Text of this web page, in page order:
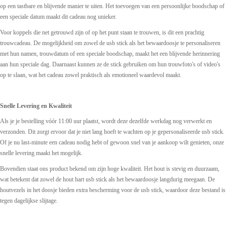
op een tastbare en blijvende manier te uiten. Het toevoegen van een persoonlijke boodschap of
een speciale datum maakt dit cadeau nog unieker.
Voor koppels die net getrouwd zijn of op het punt staan te trouwen, is dit een prachtig
trouwcadeau. De mogelijkheid om zowel de usb stick als het bewaardoosje te personaliseren
met hun namen, trouwdatum of een speciale boodschap, maakt het een blijvende herinnering
aan hun speciale dag. Daarnaast kunnen ze de stick gebruiken om hun trouwfoto's of video's
op te slaan, wat het cadeau zowel praktisch als emotioneel waardevol maakt.
Snelle Levering en Kwaliteit
Als je je bestelling vóór 11:00 uur plaatst, wordt deze dezelfde werkdag nog verwerkt en
verzonden. Dit zorgt ervoor dat je niet lang hoeft te wachten op je gepersonaliseerde usb stick.
Of je nu last-minute een cadeau nodig hebt of gewoon snel van je aankoop wilt genieten, onze
snelle levering maakt het mogelijk.
Bovendien staat ons product bekend om zijn hoge kwaliteit. Het hout is stevig en duurzaam,
wat betekent dat zowel de hout hart usb stick als het bewaardoosje langdurig meegaan. De
houtvezels in het doosje bieden extra bescherming voor de usb stick, waardoor deze bestand is
tegen dagelijkse slijtage.